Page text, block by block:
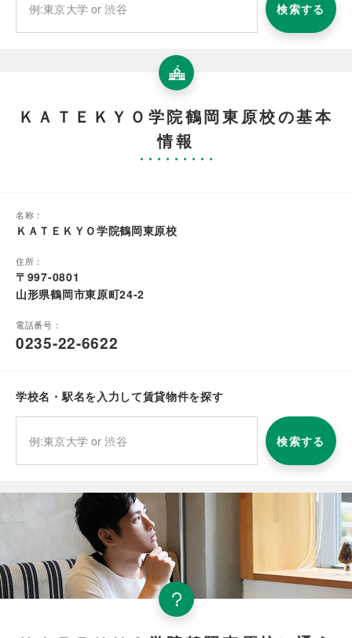
検索する
ＫＡＴＥＫＹＯ学院鶴岡東原校の基本
情報
名称：
ＫＡＴＥＫＹＯ学院鶴岡東原校
住所：
〒997-0801
山形県鶴岡市東原町24-2
電話番号：
0235-22-6622
学校名・駅名を入力して賃貸物件を探す
検索する